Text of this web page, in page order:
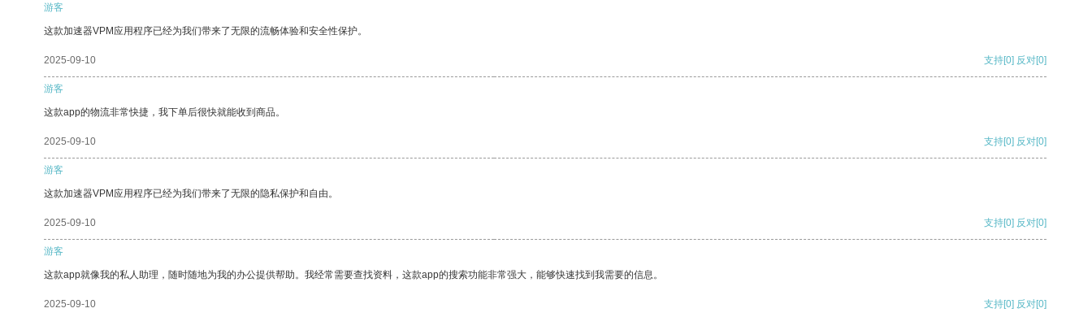
游客
这款加速器VPM应用程序已经为我们带来了无限的流畅体验和安全性保护。
2025-09-10 支持[0] 反对[0]
游客
这款app的物流非常快捷，我下单后很快就能收到商品。
2025-09-10 支持[0] 反对[0]
游客
这款加速器VPM应用程序已经为我们带来了无限的隐私保护和自由。
2025-09-10 支持[0] 反对[0]
游客
这款app就像我的私人助理，随时随地为我的办公提供帮助。我经常需要查找资料，这款app的搜索功能非常强大，能够快速找到我需要的信息。
2025-09-10 支持[0] 反对[0]